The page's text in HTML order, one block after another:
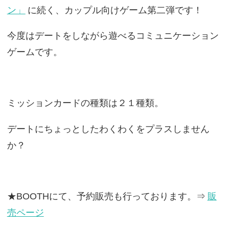
ン」
に続く、カップル向けゲーム第二弾です！
今度はデートをしながら遊べるコミュニケーション
ゲームです。
ミッションカードの種類は２１種類。
デートにちょっとしたわくわくをプラスしません
か？
★BOOTHにて、予約販売も行っております。⇒ 販
売ページ